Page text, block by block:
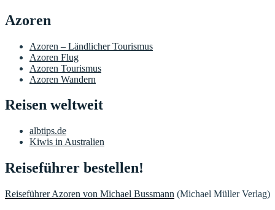
Azoren
Azoren – Ländlicher Tourismus
Azoren Flug
Azoren Tourismus
Azoren Wandern
Reisen weltweit
albtips.de
Kiwis in Australien
Reiseführer bestellen!
Reiseführer Azoren von Michael Bussmann (Michael Müller Verlag)